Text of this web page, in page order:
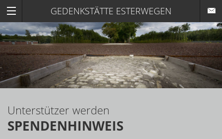
GEDENKSTÄTTE ESTERWEGEN
Unterstützer werden
SPENDENHINWEIS